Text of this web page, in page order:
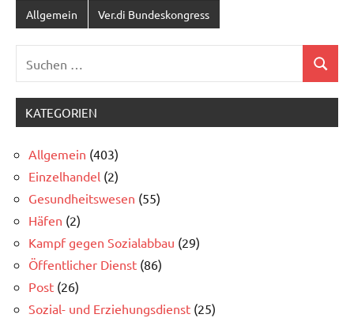
Allgemein Ver.di Bundeskongress
nach:
Suchen
KATEGORIEN
Allgemein (403)
Einzelhandel (2)
Gesundheitswesen (55)
Häfen (2)
Kampf gegen Sozialabbau (29)
Öffentlicher Dienst (86)
Post (26)
Sozial- und Erziehungsdienst (25)